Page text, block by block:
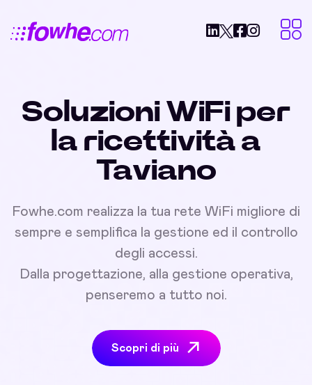
Soluzioni WiFi per
la ricettività a
Taviano
Fowhe.com realizza la tua rete WiFi migliore di
sempre e semplifica la gestione ed il controllo
degli accessi.
Dalla progettazione, alla gestione operativa,
penseremo a tutto noi.
Scopri di più